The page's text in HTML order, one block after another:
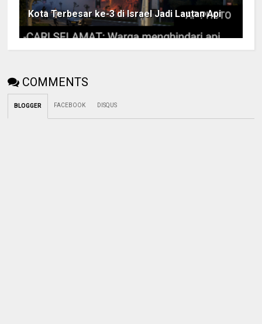
Kota Terbesar ke-3 di Israel Jadi Lautan Api
COMMENTS
BLOGGER FACEBOOK DISQUS